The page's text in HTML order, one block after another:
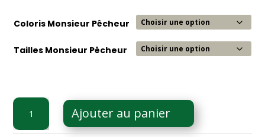
Coloris Monsieur Pêcheur
Tailles Monsieur Pêcheur
quantité
T-
Ajouter au panier